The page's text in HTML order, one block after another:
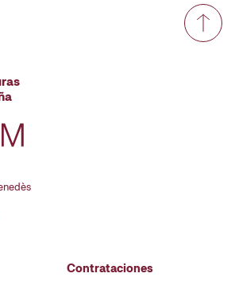
Contrataciones